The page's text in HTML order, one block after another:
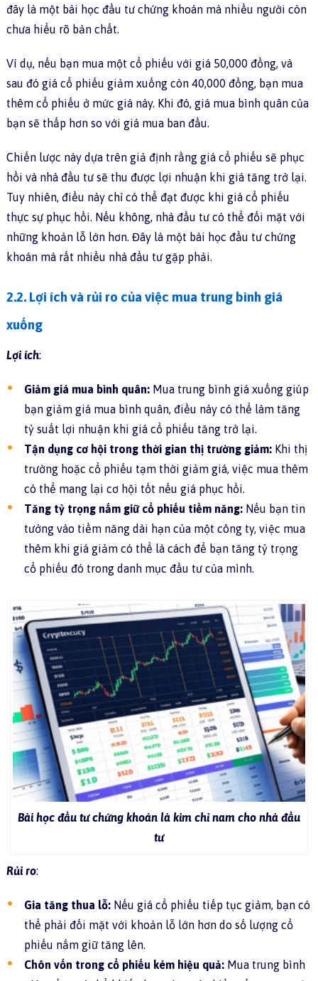
đây là một bài học đầu tư chứng khoán mà nhiều người còn
chưa hiểu rõ bản chất.
Ví dụ, nếu bạn mua một cổ phiếu với giá 50,000 đồng, và
sau đó giá cổ phiếu giảm xuống còn 40,000 đồng, bạn mua
thêm cổ phiếu ở mức giá này. Khi đó, giá mua bình quân của
bạn sẽ thấp hơn so với giá mua ban đầu.
Chiến lược này dựa trên giả định rằng giá cổ phiếu sẽ phục
hồi và nhà đầu tư sẽ thu được lợi nhuận khi giá tăng trở lại.
Tuy nhiên, điều này chỉ có thể đạt được khi giá cổ phiếu
thực sự phục hồi. Nếu không, nhà đầu tư có thể đối mặt với
những khoản lỗ lớn hơn. Đây là một bài học đầu tư chứng
khoán mà rất nhiều nhà đầu tư gặp phải.
2.2. Lợi ích và rủi ro của việc mua trung bình giá
xuống
Lợi ích:
Giảm giá mua bình quân:Mua trung bình giá xuống giúp
bạn giảm giá mua bình quân, điều này có thể làm tăng
tỷ suất lợi nhuận khi giá cổ phiếu tăng trở lại.
Tận dụng cơ hội trong thời gian thị trường giảm:Khi thị
trường hoặc cổ phiếu tạm thời giảm giá, việc mua thêm
có thể mang lại cơ hội tốt nếu giá phục hồi.
Tăng tỷ trọng nắm giữ cổ phiếu tiềm năng:Nếu bạn tin
tưởng vào tiềm năng dài hạn của một công ty, việc mua
thêm khi giá giảm có thể là cách để bạn tăng tỷ trọng
cổ phiếu đó trong danh mục đầu tư của mình.
Bài học đầu tư chứng khoán là kim chỉ nam cho nhà đầu
tư
Rủi ro:
Gia tăng thua lỗ:Nếu giá cổ phiếu tiếp tục giảm, bạn có
thể phải đối mặt với khoản lỗ lớn hơn do số lượng cổ
phiếu nắm giữ tăng lên.
Chôn vốn trong cổ phiếu kém hiệu quả:Mua trung bình